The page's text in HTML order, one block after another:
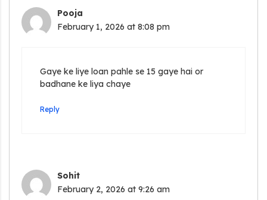
Pooja
February 1, 2026 at 8:08 pm
Gaye ke liye loan pahle se 15 gaye hai or
badhane ke liya chaye
Reply
Sohit
February 2, 2026 at 9:26 am